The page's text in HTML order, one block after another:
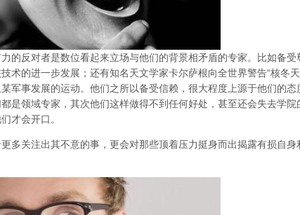
的反对者是数位看起来立场与他们的背景相矛盾的专家。比如备受
术的进一步发展；还有知名天文学家卡尔萨根向全世界警告“核冬
军事发展的运动。 他们之所以备受信赖，很大程度上源于他们的态
是领域专家，其次他们这样做得不到任何好处，甚至还会失去学院
才会开口。
多关注出其不意的事，更会对那些顶着压力挺身而出揭露有损自身